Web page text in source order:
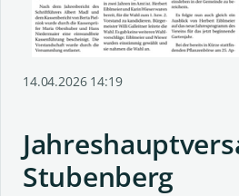
14.04.2026 14:19
Stubenberg